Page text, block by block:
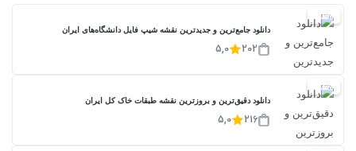
20%
دانلود جامع‌ترین و جدیدترین نقشه شیپ فایل دانشگاه‌های ایران
202
5,0
20%
دانلود دقیق‌ترین و بروزترین نقشه طبقات خاک کل ایران
216
5,0